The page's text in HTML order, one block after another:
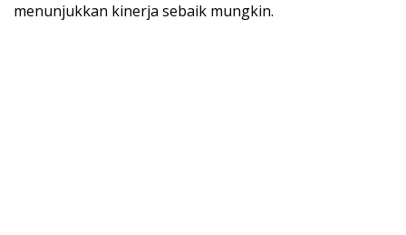
menunjukkan kinerja sebaik mungkin.